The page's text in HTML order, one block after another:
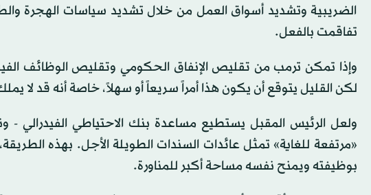
الضريبية وتشديد أسواق العمل من خلال تشديد سياسات الهجرة
تفاقمت بالفعل.
وإذا تمكن ترمب من تقليص الإنفاق الحكومي وتقليص الوظائف
لكن القليل يتوقع أن يكون هذا أمراً سريعاً أو سهلاً، خاصة أنه قد لا
ولعل الرئيس المقبل يستطيع مساعدة بنك الاحتياطي الفيدرالي -
«مرتفعة للغاية» تمثل عائدات السندات الطويلة الأجل. بهذه
بوظيفته ويمنح نفسه مساحة أكبر للمناورة.